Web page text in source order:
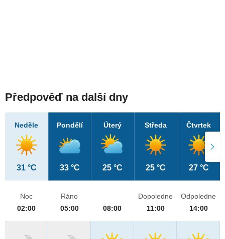
Předpověď na další dny
Neděle
31 °C
Pondělí
33 °C
Úterý
25 °C
Středa
25 °C
Čtvrtek
27 °C
Noc
02:00
Ráno
05:00
08:00
Dopoledne
11:00
Odpoledne
14:00